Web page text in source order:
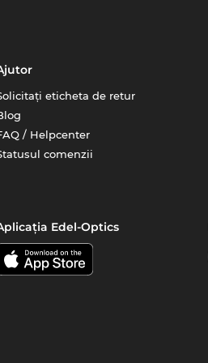
eticheta de retur
/ Helpcenter
comenzii
Edel-Optics